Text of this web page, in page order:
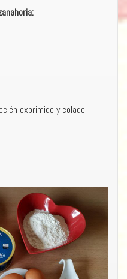
exprimido y colado.